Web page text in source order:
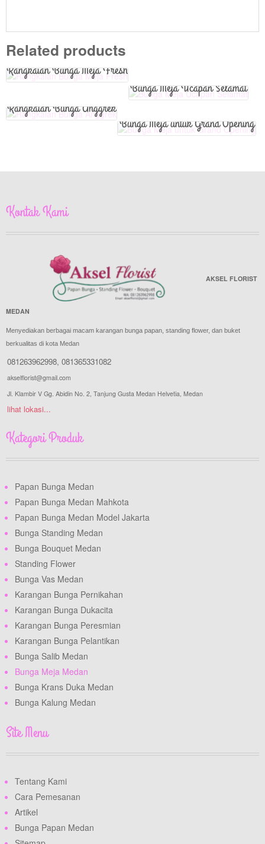
Related products
Rangkaian Bunga Meja Fresh
Bunga Meja Ucapan Selamat
Rangkaian Bunga Anggrek
Bunga Meja untuk Grand Opening
Kontak Kami
AKSEL FLORIST
MEDAN
Menyediakan berbagai macam karangan bunga papan, standing flower, dan buket
berkualitas di kota Medan
081263962998, 081365331082
akselflorist@gmail.com
Jl. Klambir V Gg. Abidin No. 2, Tanjung Gusta Medan Helvetia, Medan
lihat lokasi...
Kategori Produk
Papan Bunga Medan
Papan Bunga Medan Mahkota
Papan Bunga Medan Model Jakarta
Bunga Standing Medan
Bunga Bouquet Medan
Standing Flower
Bunga Vas Medan
Karangan Bunga Pernikahan
Karangan Bunga Dukacita
Karangan Bunga Peresmian
Karangan Bunga Pelantikan
Bunga Salib Medan
Bunga Meja Medan
Bunga Krans Duka Medan
Bunga Kalung Medan
Site Menu
Tentang Kami
Cara Pemesanan
Artikel
Bunga Papan Medan